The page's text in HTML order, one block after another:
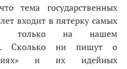
тема государственных
входит в пятерку самых
только на нашем
Сколько ни пишут о
и их идейных